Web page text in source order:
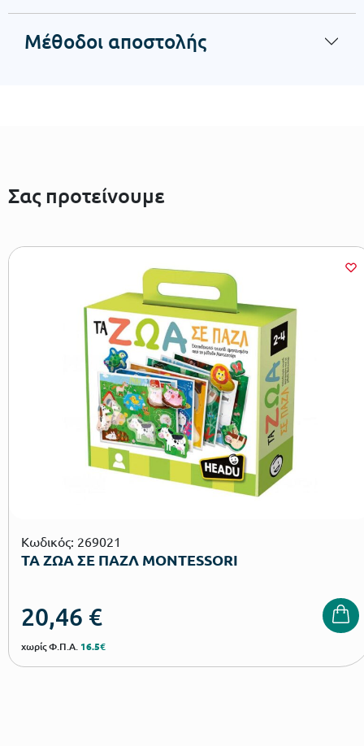
Μέθοδοι αποστολής
Σας προτείνουμε
Κωδικός: 269021
ΤΑ ΖΩΑ ΣΕ ΠΑΖΛ MONTESSORI
20,46 €
χωρίς Φ.Π.Α. 16.5€